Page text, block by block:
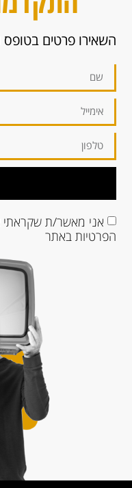
השאירו פרטים בטופס
אני מאשר/ת
הפרטיותבאתר